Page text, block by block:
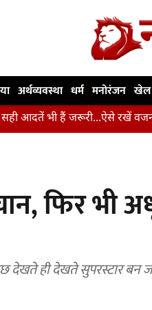
अर्थव्यवस्था धर्म मनोरंजन खेल
भी हैं जरूरी...ऐसे रखें वजन पर
फिर भी
देखते ही देखते सुपरस्टार